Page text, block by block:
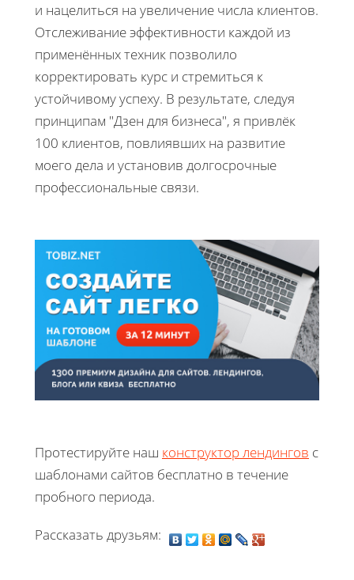
и нацелиться на увеличение числа клиентов.
Отслеживание эффективности каждой из
применённых техник позволило
корректировать курс и стремиться к
устойчивому успеху. В результате, следуя
принципам "Дзен для бизнеса", я привлёк
100 клиентов, повлиявших на развитие
моего дела и установив долгосрочные
профессиональные связи.
Протестируйте наш конструктор лендингов с
шаблонами сайтов бесплатно в течение
пробного периода.
Рассказать друзьям: